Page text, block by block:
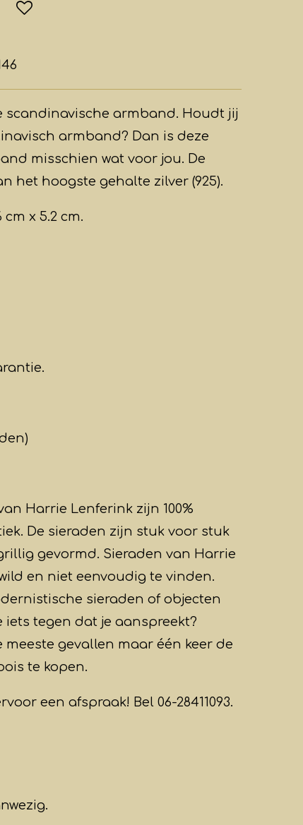
scandinavische armband. Houdt jij
armband? Dan is deze
misschien wat voor jou. De
het hoogste gehalte zilver (925).
x 5.2 cm.
Harrie Lenferink zijn 100%
De sieraden zijn stuk voor stuk
gevormd. Sieraden van Harrie
en niet eenvoudig te vinden.
sieraden of objecten
tegen dat je aanspreekt?
meeste gevallen maar één keer de
te kopen.
een afspraak! Bel 06-28411093.